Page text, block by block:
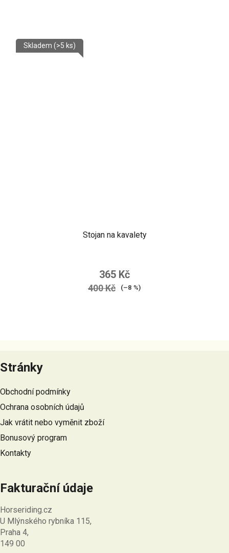
Stojan na kavalety
Skladem (>5 ks)
365 Kč
400 Kč (–8 %)
á
p
a
t
í
Stránky
Obchodní podmínky
Ochrana osobních údajů
Jak vrátit nebo vyměnit zboží
Bonusový program
Kontakty
Fakturační údaje
Horseriding.cz
U Mlýnského rybníka 115,
Praha 4,
149 00